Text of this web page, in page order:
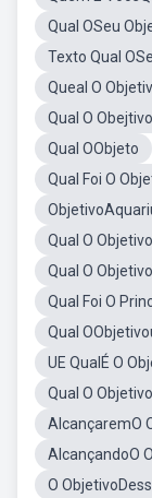
Qual OSeu
Texto Qual
Queal O
Qual O
Qual OObjeto
Qual Foi O
Qual O
Qual O
Qual Foi O
Qual
UE QualÉ O
Qual O
AlcançaremO
AlcançandoO
O